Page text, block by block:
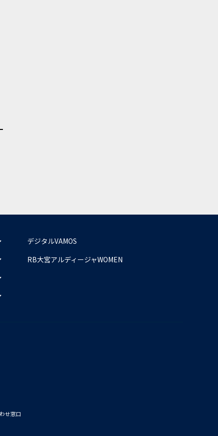
デジタルVAMOS
RB大宮アルディージャWOMEN
せ窓口